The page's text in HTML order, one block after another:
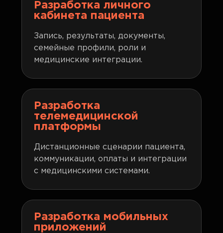
Разработка личного
кабинета пациента
Запись, результаты, документы,
семейные профили, роли и
медицинские интеграции.
Разработка
телемедицинской
платформы
Дистанционные сценарии пациента,
коммуникации, оплаты и интеграции
с медицинскими системами.
Разработка мобильных
приложений